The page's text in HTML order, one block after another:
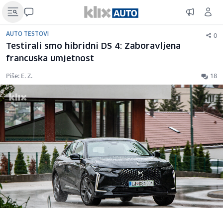
AUTO TESTOVI 0
Testirali smo hibridni DS 4: Zaboravljena
francuska umjetnost
Piše: E. Z. 18